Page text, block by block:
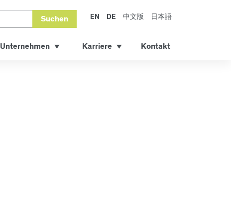
Suchen EN DE 中文版 日本語
Unternehmen Karriere Kontakt